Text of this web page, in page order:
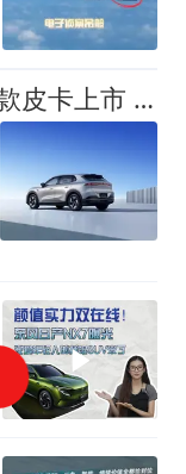
一周新车盘点｜奇瑞纵横首款皮卡上市 腾势Z9S提供超1100公里续航